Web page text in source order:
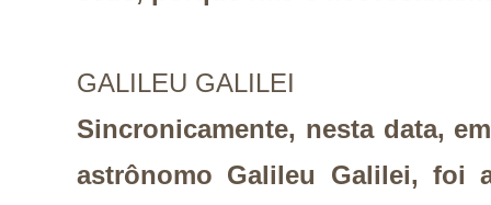
GALILEU GALILEI
Sincronicamente, nesta data,
astrônomo Galileu Galilei, foi